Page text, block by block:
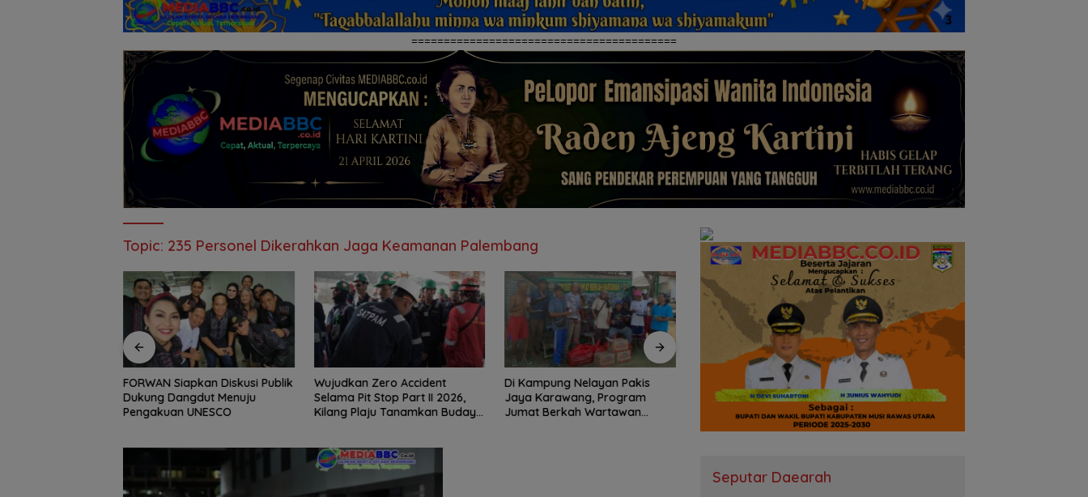
=========================================
Topic: 235 Personel Dikerahkan Jaga Keamanan Palembang
FORWAN Siapkan Diskusi Publik
Dukung Dangdut Menuju
Pengakuan UNESCO
Wujudkan Zero Accident
Selama Pit Stop Part II 2026,
Kilang Plaju Tanamkan Budaya
Di Kampung Nelayan Pakis
Jaya Karawang, Program
Jumat Berkah Wartawan
Kemendagri Perkuat Peran
Pemerintah Daerah dalam
Penerapan Kebijakan
Penyelenggaraan Transmigrasi
Kemendagri Dorong
Optimalisasi Penerapan dan
Pelaporan SPM Kabupaten Hulu
Seputar Daearah